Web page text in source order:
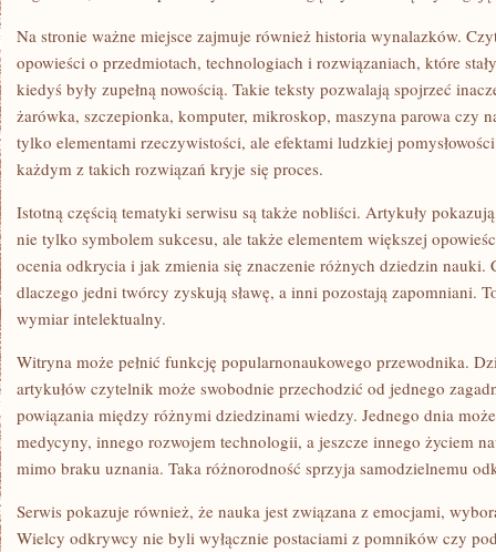
Na stronie ważne miejsce zajmuje również historia wynalazków.
opowieści o przedmiotach, technologiach i rozwiązaniach, które
kiedyś były zupełną nowością. Takie teksty pozwalają spojrzeć
żarówka, szczepionka, komputer, mikroskop, maszyna parowa czy
tylko elementami rzeczywistości, ale efektami ludzkiej
każdym z takich rozwiązań kryje się proces.
Istotną częścią tematyki serwisu są także nobliści. Artykuły
nie tylko symbolem sukcesu, ale także elementem większej
ocenia odkrycia i jak zmienia się znaczenie różnych dziedzin nauki.
dlaczego jedni twórcy zyskują sławę, a inni pozostają zapomniani.
wymiar intelektualny.
Witryna może pełnić funkcję popularnonaukowego przewodnika.
artykułów czytelnik może swobodnie przechodzić od jednego
powiązania między różnymi dziedzinami wiedzy. Jednego dnia
medycyny, innego rozwojem technologii, a jeszcze innego życiem
mimo braku uznania. Taka różnorodność sprzyja samodzielnemu
Serwis pokazuje również, że nauka jest związana z emocjami,
Wielcy odkrywcy nie byli wyłącznie postaciami z pomników czy